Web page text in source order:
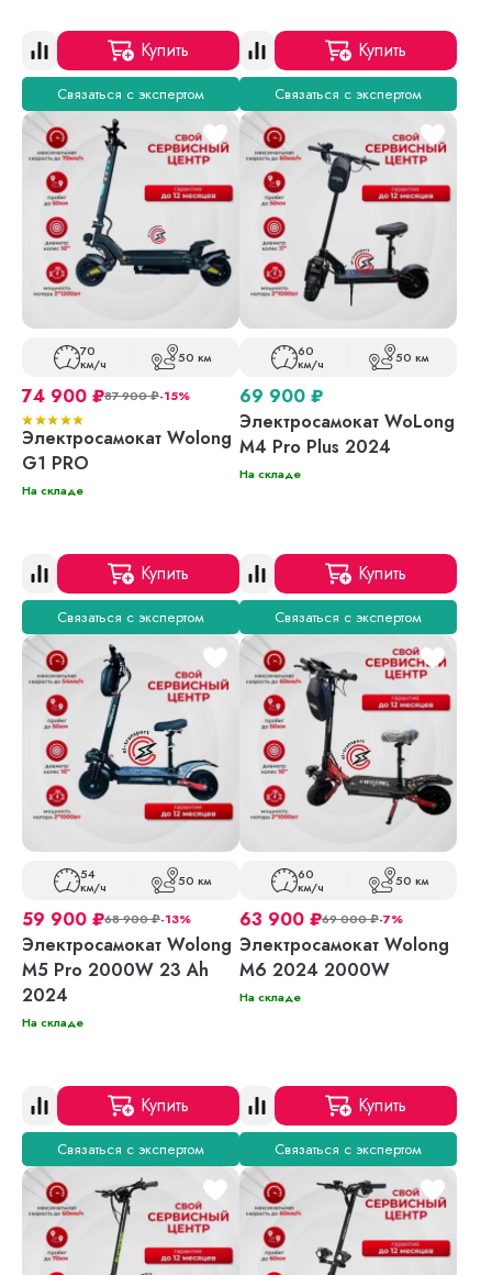
Купить
Связаться с экспертом
Купить
Связаться с экспертом
70
км/ч 50 км
74 900 ₽87 900₽-15%
Электросамокат Wolong
G1 PRO
На складе
Купить
Связаться с экспертом
60
км/ч 50 км
69 900 ₽
Электросамокат WoLong
M4 Pro Plus 2024
На складе
Купить
Связаться с экспертом
54
км/ч 50 км
59 900 ₽68 900₽-13%
Электросамокат Wolong
M5 Pro 2000W 23 Ah
2024
На складе
Купить
Связаться с экспертом
60
км/ч 50 км
63 900 ₽69 000₽-7%
Электросамокат Wolong
M6 2024 2000W
На складе
Купить
Связаться с экспертом